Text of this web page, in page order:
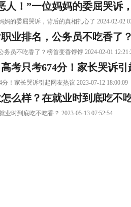
人！”一位妈妈的委屈哭诉
妈的委屈哭诉，背后的真相扎心了 2024-02-02
业排名，公务员不吃香了
务员不吃香了？榜首变香饽饽 2024-02-01
考只考674分！家长哭诉引
！家长哭诉引起网友热议 2023-07-12 18:00:09
么样？在就业时到底吃不
时到底吃不吃香？ 2023-05-13 07:52:54